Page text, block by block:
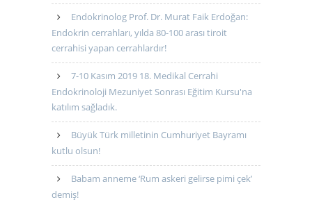
Endokrinolog Prof. Dr. Murat Faik Erdoğan:
Endokrin cerrahları, yılda 80-100 arası tiroit
cerrahisi yapan cerrahlardır!
7-10 Kasım 2019 18. Medikal Cerrahi
Endokrinoloji Mezuniyet Sonrası Eğitim Kursu'na
katılım sağladık.
Büyük Türk milletinin Cumhuriyet Bayramı
kutlu olsun!
Babam anneme ‘Rum askeri gelirse pimi çek’
demiş!